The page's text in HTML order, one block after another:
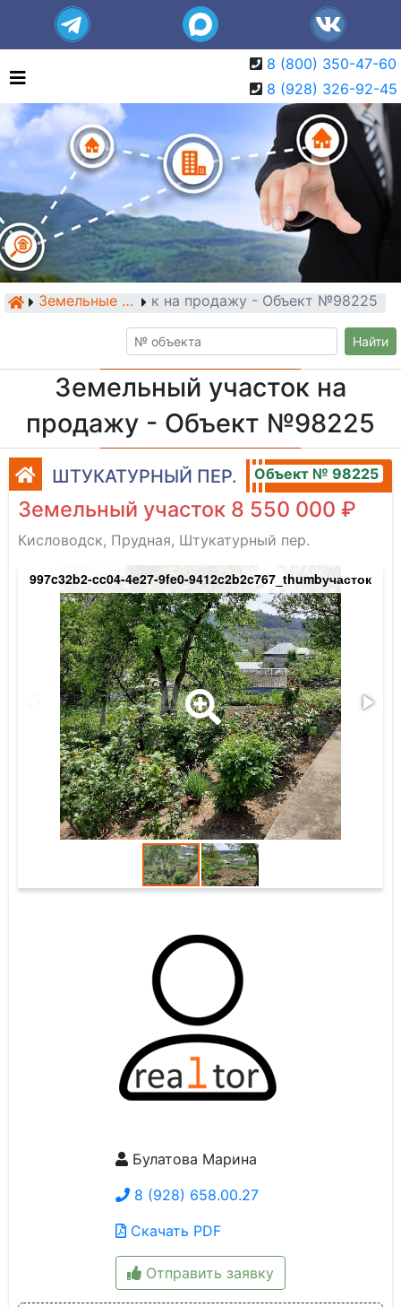
8 (800) 350-47-60
8 (928) 326-92-45
Земельные участки
Земельный участок на продажу - Объект №98225
Найти
Земельный участок на
продажу - Объект №98225
ШТУКАТУРНЫЙ ПЕР. Объект № 98225
Земельный участок 8 550 000 ₽
Кисловодск, Прудная, Штукатурный пер.
997c32b2-cc04-4e27-9fe0-9412c2b2c767_thumbучасток
Булатова Марина
8 (928) 658.00.27
Скачать PDF
Отправить заявку